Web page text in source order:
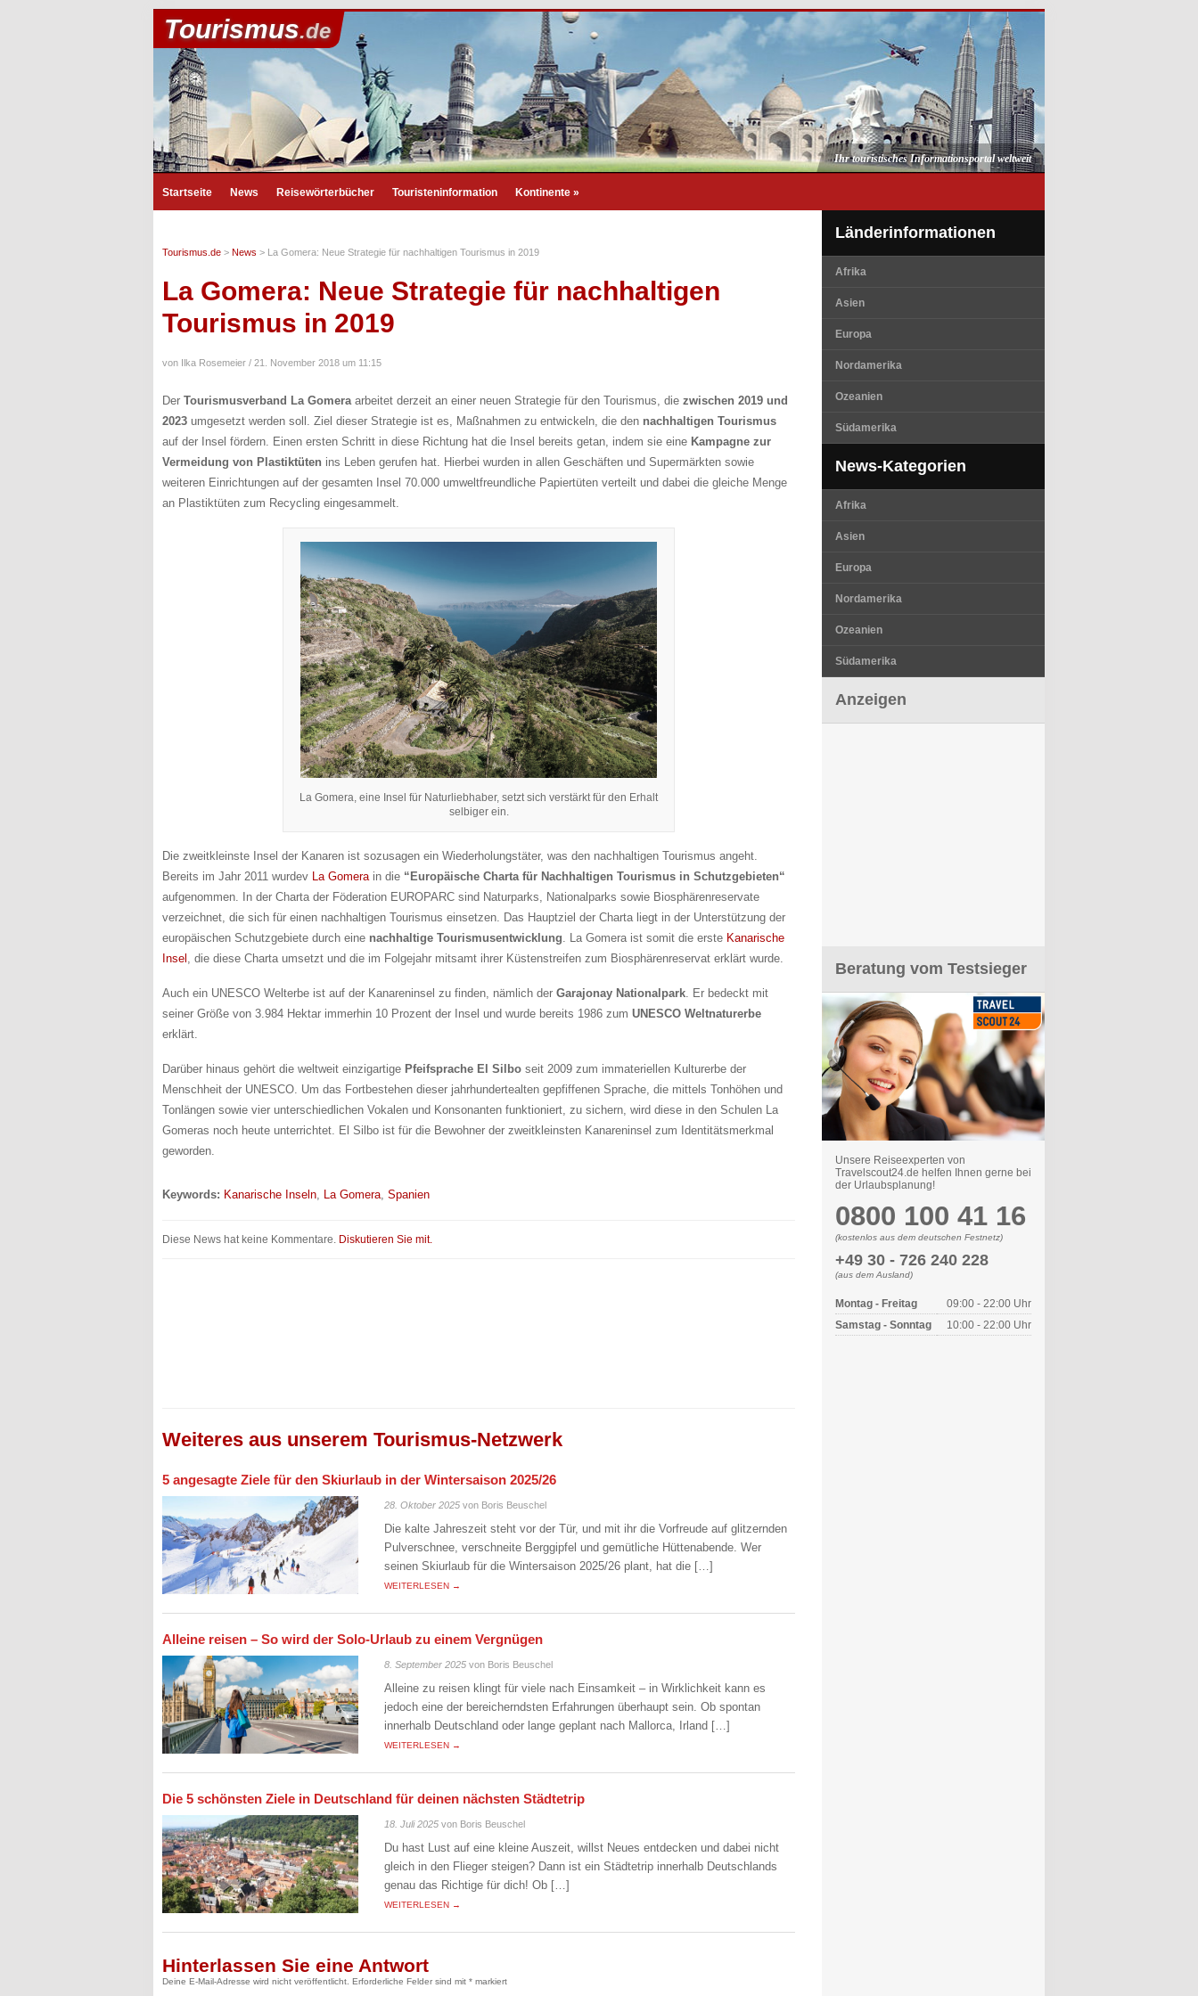
Tourismus.de
Ihr touristisches Informationsportal weltweit
Startseite News Reisewörterbücher Touristeninformation Kontinente »
Tourismus.de > News > La Gomera: Neue Strategie für nachhaltigen Tourismus in 2019
La Gomera: Neue Strategie für nachhaltigen
Tourismus in 2019
von Ilka Rosemeier / 21. November 2018 um 11:15
Der Tourismusverband La Gomeraarbeitet derzeit an einer neuen Strategie für den Tourismus, die zwischen 2019 und
2023 umgesetzt werden soll. Ziel dieser Strategie ist es, Maßnahmen zu entwickeln, die den nachhaltigen Tourismus
auf der Insel fördern. Einen ersten Schritt in diese Richtung hat die Insel bereits getan, indem sie eine Kampagne zur
Vermeidung von Plastiktüten ins Leben gerufen hat. Hierbei wurden in allen Geschäften und Supermärkten sowie
weiteren Einrichtungen auf der gesamten Insel 70.000 umweltfreundliche Papiertüten verteilt und dabei die gleiche Menge
an Plastiktüten zum Recycling eingesammelt.
La Gomera, eine Insel für Naturliebhaber, setzt sich verstärkt für den Erhalt
selbiger ein.
Die zweitkleinste Insel der Kanaren ist sozusagen ein Wiederholungstäter, was den nachhaltigen Tourismus angeht.
Bereits im Jahr 2011 wurdev
La Gomera in die “Europäische Charta für Nachhaltigen Tourismus in Schutzgebieten“
aufgenommen. In der Charta der Föderation EUROPARC sind Naturparks, Nationalparks sowie Biosphärenreservate
verzeichnet, die sich für einen nachhaltigen Tourismus einsetzen. Das Hauptziel der Charta liegt in der Unterstützung der
europäischen Schutzgebiete durch eine nachhaltige Tourismusentwicklung . La Gomera ist somit die erste Kanarische
Insel
, die diese Charta umsetzt und die im Folgejahr mitsamt ihrer Küstenstreifen zum Biosphärenreservat erklärt wurde.
Auch ein UNESCO Welterbe ist auf der Kanareninsel zu finden, nämlich der Garajonay Nationalpark. Er bedeckt mit
seiner Größe von 3.984 Hektar immerhin 10 Prozent der Insel und wurde bereits 1986 zum UNESCO Weltnaturerbe
erklärt.
Darüber hinaus gehört die weltweit einzigartige Pfeifsprache El Silbo seit 2009 zum immateriellen Kulturerbe der
Menschheit der UNESCO. Um das Fortbestehen dieser jahrhundertealten gepfiffenen Sprache, die mittels Tonhöhen und
Tonlängen sowie vier unterschiedlichen Vokalen und Konsonanten funktioniert, zu sichern, wird diese in den Schulen La
Gomeras noch heute unterrichtet. El Silbo ist für die Bewohner der zweitkleinsten Kanareninsel zum Identitätsmerkmal
geworden.
Keywords: Kanarische Inseln, La Gomera, Spanien
Diese News hat keine Kommentare. Diskutieren Sie mit.
Weiteres aus unserem Tourismus-Netzwerk
5 angesagte Ziele für den Skiurlaub in der Wintersaison 2025/26
28. Oktober 2025 von Boris Beuschel
Die kalte Jahreszeit steht vor der Tür, und mit ihr die Vorfreude auf glitzernden
Pulverschnee, verschneite Berggipfel und gemütliche Hüttenabende. Wer
seinen Skiurlaub für die Wintersaison 2025/26 plant, hat die […]
WEITERLESEN →
Alleine reisen – So wird der Solo-Urlaub zu einem Vergnügen
8. September 2025 von Boris Beuschel
Alleine zu reisen klingt für viele nach Einsamkeit – in Wirklichkeit kann es
jedoch eine der bereicherndsten Erfahrungen überhaupt sein. Ob spontan
innerhalb Deutschland oder lange geplant nach Mallorca, Irland […]
WEITERLESEN →
Die 5 schönsten Ziele in Deutschland für deinen nächsten Städtetrip
18. Juli 2025 von Boris Beuschel
Du hast Lust auf eine kleine Auszeit, willst Neues entdecken und dabei nicht
gleich in den Flieger steigen? Dann ist ein Städtetrip innerhalb Deutschlands
genau das Richtige für dich! Ob […]
WEITERLESEN →
Hinterlassen Sie eine Antwort
Deine E-Mail-Adresse wird nicht veröffentlicht. Erforderliche Felder sind mit * markiert
Länderinformationen
Afrika
Asien
Europa
Nordamerika
Ozeanien
Südamerika
News-Kategorien
Afrika
Asien
Europa
Nordamerika
Ozeanien
Südamerika
Anzeigen
Beratung vom Testsieger
Unsere Reiseexperten von
Travelscout24.de helfen Ihnen gerne bei
der Urlaubsplanung!
0800 100 41 16
(kostenlos aus dem deutschen Festnetz)
+49 30 - 726 240 228
(aus dem Ausland)
Montag - Freitag
09:00 - 22:00 Uhr
Samstag - Sonntag
10:00 - 22:00 Uhr